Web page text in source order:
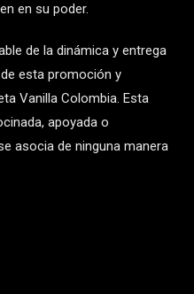
en su poder.
de la dinámica y entrega
esta promoción y
Vanilla Colombia. Esta
apoyada o
asocia de ninguna manera